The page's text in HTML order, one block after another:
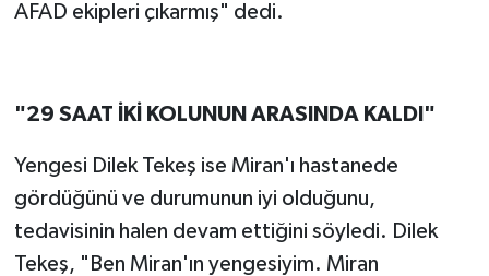
AFAD ekipleri çıkarmış" dedi.
"29 SAAT İKİ KOLUNUN ARASINDA KALDI"
Yengesi Dilek Tekeş ise Miran'ı hastanede
gördüğünü ve durumunun iyi olduğunu,
tedavisinin halen devam ettiğini söyledi. Dilek
Tekeş, "Ben Miran'ın yengesiyim. Miran